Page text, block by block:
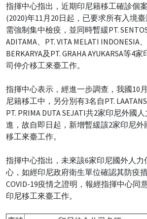
指揮中心指出，近期印尼籍移工確診個
(2020)年11月20日起，已要求所有入境
需強制集中檢疫，並同時暫緩PT.
ADITAMA、PT. VITA MELATI INDONESIA
BERKARYA及PT. GRAHA AYUKARSA等4
司仲介移工來臺工作。
指揮中心表示，經進一步調查，我國10
尼籍移工中，另分別有3名自PT.
PT. PRIMA DUTA SEJATI共2家印尼外國
進，故自即日起，新增暫緩該2家印尼
移工來臺工作。
指揮中心指出，未來該6家印尼國外人力
心，如經印尼政府衛生單位確認其防疫
COVID-19疫情之證明，報經指揮中心同
印尼移工來臺工作。